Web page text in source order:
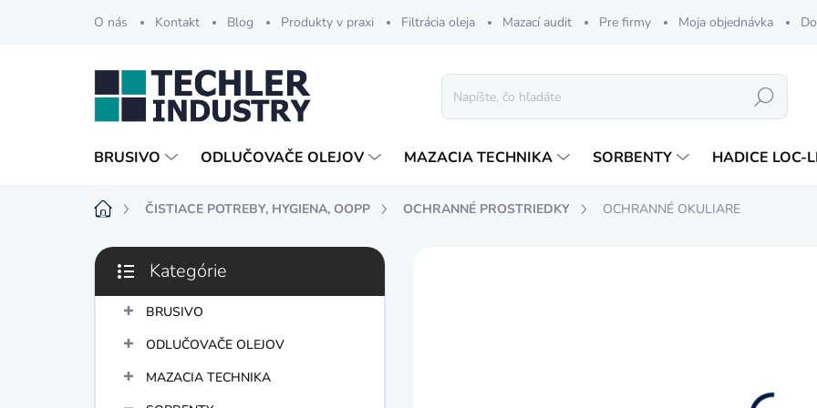
O nás Kontakt Blog Produkty v praxi Filtrácia oleja Mazací audit Pre firmy Moja objednávka
Hľadať
BRUSIVO ODLUČOVAČE OLEJOV MAZACIA TECHNIKA SORBENTY HADICE LOC-
DomovČISTIACE POTREBY, HYGIENA, OOPP OCHRANNÉ PROSTRIEDKY OCHRANNÉ OKULIARE
B
č
Preskočiť
kategórie
Kategórie
BRUSIVO
ODLUČOVAČE OLEJOV
MAZACIA TECHNIKA